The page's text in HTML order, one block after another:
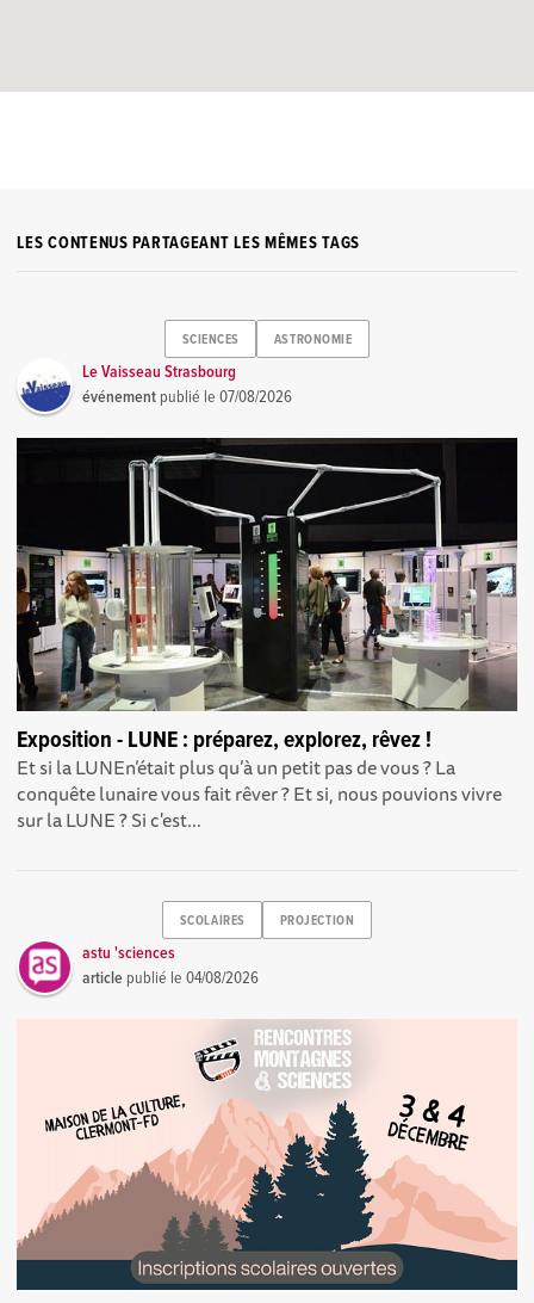
LES CONTENUS PARTAGEANT LES MÊMES TAGS
SCIENCES ASTRONOMIE
Le Vaisseau Strasbourg
événement publié le07/08/2026
Exposition - LUNE : préparez, explorez, rêvez !
Et si la LUNEn’était plus qu’à un petit pas de vous ? La
conquête lunaire vous fait rêver ? Et si, nous pouvions vivre
sur la LUNE ? Si c'est...
SCOLAIRES PROJECTION
astu 'sciences
article publié le04/08/2026